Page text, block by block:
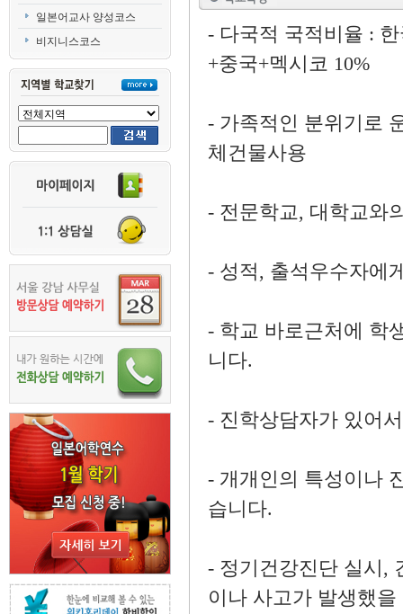
일본어교사 양성코스
비지니스코스
- 다국적 국적비율 :
+중국+멕시코 10%
- 가족적인 분위기로
체건물사용
- 전문학교, 대학교와
- 성적, 출석우수자에
- 학교 바로근처에 학
니다.
- 진학상담자가 있어
- 개개인의 특성이나
습니다.
- 정기건강진단 실시,
이나 사고가 발생했